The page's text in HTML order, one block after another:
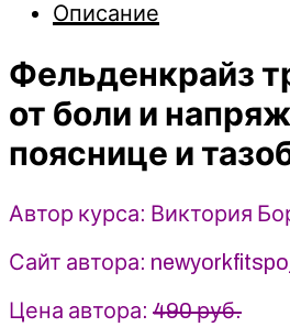
и
напряжения
в
пояснице
тазобедренных
-
2023
FitSpoКлуб
-
Описание
Фельденкрайз
от боли и
пояснице и
Автор курса: Виктория
Сайт автора:
Цена автора: 490 руб.